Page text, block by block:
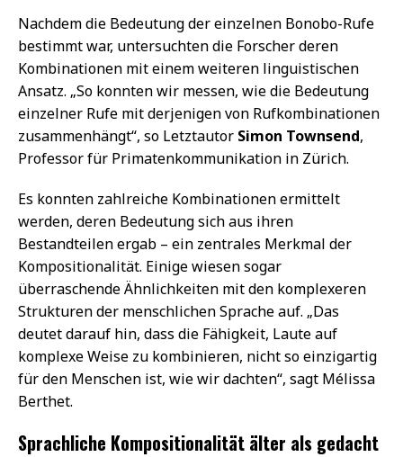
Nachdem die Bedeutung der einzelnen Bonobo-Rufe
bestimmt war, untersuchten die Forscher deren
Kombinationen mit einem weiteren linguistischen
Ansatz. „So konnten wir messen, wie die Bedeutung
einzelner Rufe mit derjenigen von Rufkombinationen
zusammenhängt“, so Letztautor Simon Townsend,
Professor für Primatenkommunikation in Zürich.
Es konnten zahlreiche Kombinationen ermittelt
werden, deren Bedeutung sich aus ihren
Bestandteilen ergab – ein zentrales Merkmal der
Kompositionalität. Einige wiesen sogar
überraschende Ähnlichkeiten mit den komplexeren
Strukturen der menschlichen Sprache auf. „Das
deutet darauf hin, dass die Fähigkeit, Laute auf
komplexe Weise zu kombinieren, nicht so einzigartig
für den Menschen ist, wie wir dachten“, sagt Mélissa
Berthet.
Sprachliche Kompositionalität älter als gedacht